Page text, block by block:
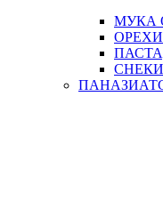
МУКА
ОРЕХИ
СНЕКИ